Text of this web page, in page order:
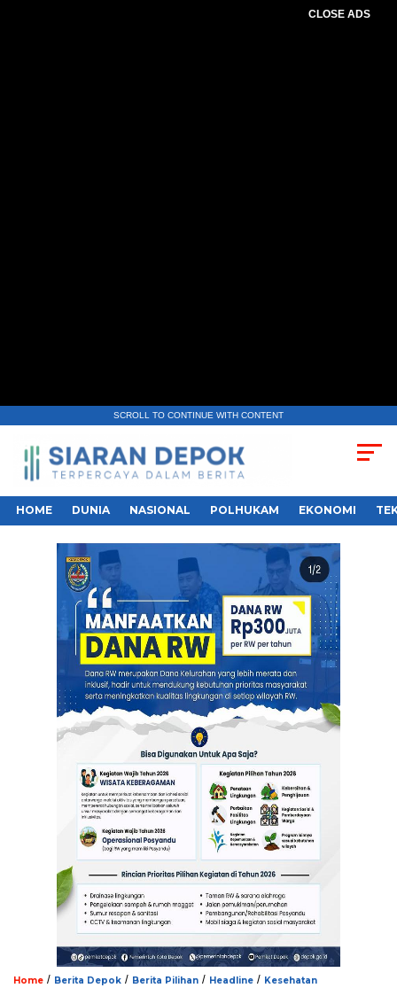
CLOSE ADS
SCROLL TO CONTINUE WITH CONTENT
HOME DUNIA NASIONAL POLHUKAM EKONOMI
Home / Berita Depok / Berita Pilihan / Headline / Kesehatan